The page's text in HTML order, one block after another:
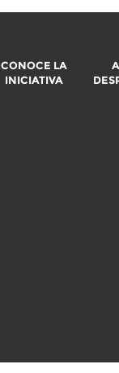
CONOCE LA
INICIATIVA